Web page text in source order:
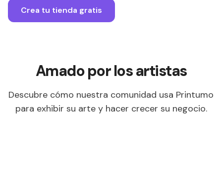
Crea tu tienda gratis
Amado por los artistas
Descubre cómo nuestra comunidad usa Printumo
para exhibir su arte y hacer crecer su negocio.